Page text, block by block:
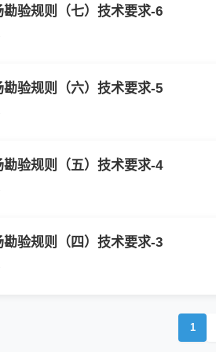
勘验规则（七）技术要求-6
勘验规则（六）技术要求-5
勘验规则（五）技术要求-4
勘验规则（四）技术要求-3
1